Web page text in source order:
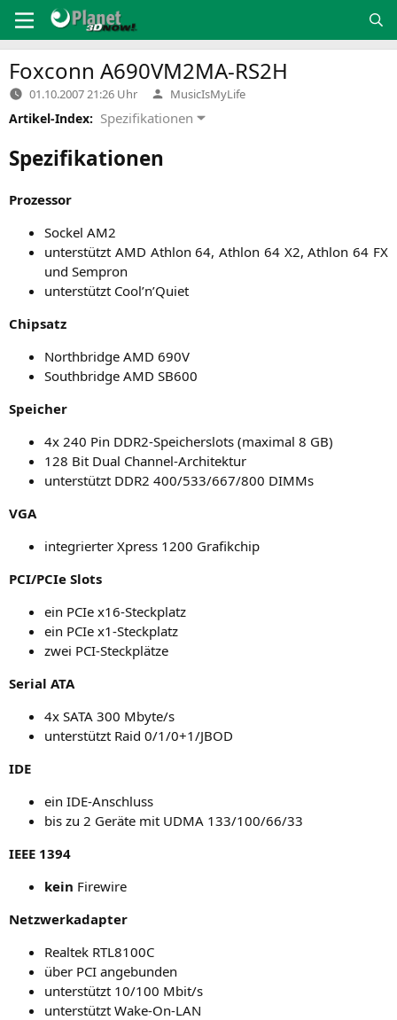
Inhalt
springen
Foxconn A690VM2MA-RS2H
01.10.2007 21:26 Uhr Verfasst
von
MusicIsMyLife
Artikel-Index: Spezifikationen
Spezifikationen
Pro­zes­sor
Sockel AM2
unter­stützt AMD Ath­lon 64, Ath­lon 64 X2, Ath­lon 64 FX
und Sempron
unter­stützt Cool’n’Quiet
Chip­satz
North­bridge AMD 690V
South­bridge AMD SB600
Spei­cher
4x 240 Pin DDR2-Spei­chers­lots (maxi­mal 8 GB)
128 Bit Dual Channel-Architektur
unter­stützt DDR2 400/533/667/800 DIMMs
VGA
inte­grier­ter Xpress 1200 Grafikchip
PCI/PCIe Slots
ein PCIe x16-Steckplatz
ein PCIe x1-Steckplatz
zwei PCI-Steck­plät­ze
Seri­al ATA
4x SATA 300 Mbyte/s
unter­stützt Raid 0/1/0+1/JBOD
IDE
ein IDE-Anschluss
bis zu 2 Gerä­te mit UDMA 133/100/66/33
IEEE 1394
kein Firewire
Netz­werk­ad­ap­ter
Real­tek RTL8100C
über PCI angebunden
unter­stützt 10/100 Mbit/s
unter­stützt Wake-On-LAN